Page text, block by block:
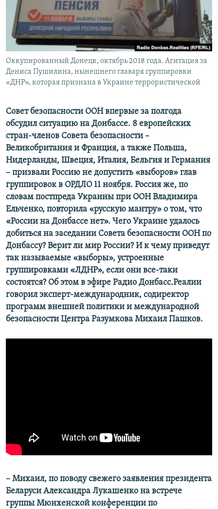
ПОБЕДИТЕЛЕЙ НЕ СУДЯТ?
КРЫМ.НЕПОКОРЕННЫЙ
ELIFBE
УКРАИНСКАЯ ПРОБЛЕМА КРЫМА
ПРИСОЕДИНЯЙТЕСЬ!
Все сайты RFE/RL
Оккупированный Донецк, октябрь 2018 года. Агитация за
Дениса Пушилина, нынешнего главаря группировки
«ДНР», которая признана в Украине террористической
Совет безопасности ООН впервые за полгода
обсудил ситуацию на Донбассе. 8 европейских
стран-членов Совета безопасности –
Великобритания и Франция, а также Польша,
Нидерланды, Швеция, Италия, Бельгия и Германия
– призвали Россию не допустить «выборов» глав
группировок в ОРДЛО 11 ноября. Россия же, по
словам постпреда Украины при ООН Владимира
Ельченко, повторила «русскую мантру» о том, что
«России на Донбассе нет». Чего Украине удалось
добиться на заседании Совета безопасности ООН по
Донбассу? Верит ли мир России? И к чему приведут
так называемые «выборы», устроенные
группировками «ЛДНР», если они все-таки
состоятся? Об этом в эфире Радио Донбасс.Реалии
говорил эксперт-международник, содиректор
программ внешней политики и международной
безопасности Центра Разумкова Михаил Пашков.
– Михаил, по поводу свежего заявления президента
Беларуси Александра Лукашенко на встрече
группы Мюнхенской конференции по